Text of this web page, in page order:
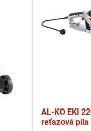
AL-KO EKI
reťazová píla